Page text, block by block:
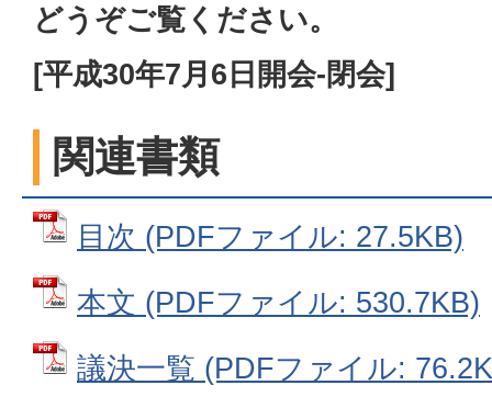
どうぞご覧ください。
[平成30年7月6日開会-閉会]
関連書類
目次 (PDFファイル: 27.5KB)
本文 (PDFファイル: 530.7KB)
議決一覧 (PDFファイル: